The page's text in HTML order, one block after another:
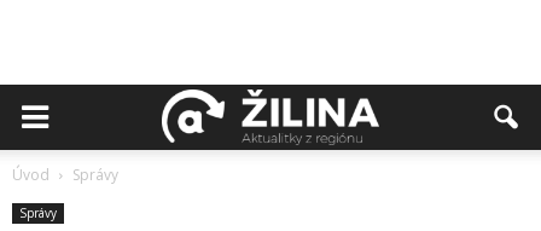
Úvod Správy
Správy